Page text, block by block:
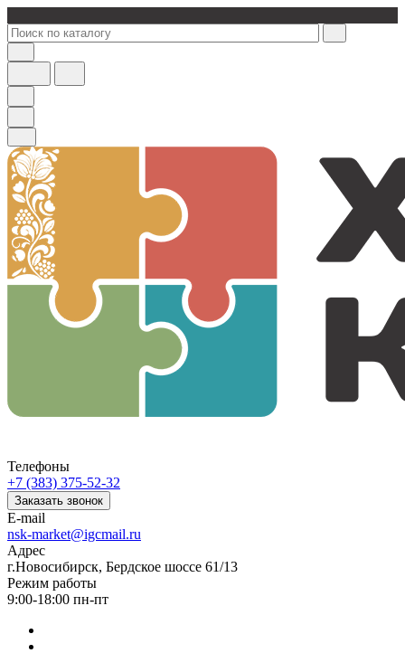
Телефоны
+7 (383) 375-52-32
Заказать звонок
E-mail
nsk-market@igcmail.ru
Адрес
г.Новосибирск, Бердское шоссе 61/13
Режим работы
9:00-18:00 пн-пт